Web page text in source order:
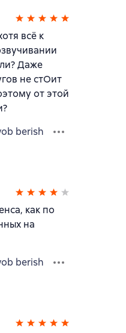
всё к
Даже
не стОит
от этой
berish
как по
на
berish